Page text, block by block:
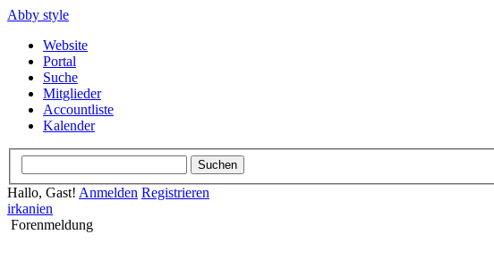
Abby style
Website
Portal
Suche
Mitglieder
Accountliste
Kalender
Hallo, Gast! Anmelden Registrieren
irkanien
Forenmeldung